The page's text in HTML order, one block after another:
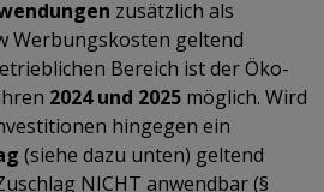
zusätzlich als
Werbungskosten geltend
Bereich ist der Öko-
2024 und 2025 möglich. Wird
hingegen ein
(siehe dazu unten) geltend
NICHT anwendbar (§